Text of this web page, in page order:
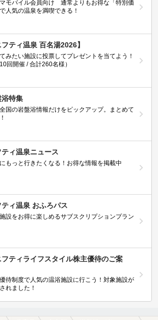
モバイル会員向け 通常よりもお得な「特別価
人気の温泉を満喫できる！
フティ温泉 百名湯2026】
みたい施設に投票してプレゼントを当てよう！
10回開催 / 合計260名様）
浴特集
国の岩盤浴情報だけをピックアップ。まとめて
ティ温泉ニュース
もっと行きたくなる！お得な情報を掲載中
ティ温泉 おふろパス
設をお得に楽しめるサブスクリプションプラン
フティライフスタイル株主優待のご案
待制度で人気の温浴施設に行こう！対象施設が
れました！